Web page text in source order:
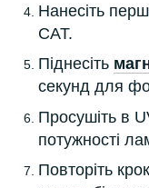
Нанесіть
CAT.
Піднесіть
секунд для
Просушіть в
потужності
Повторіть